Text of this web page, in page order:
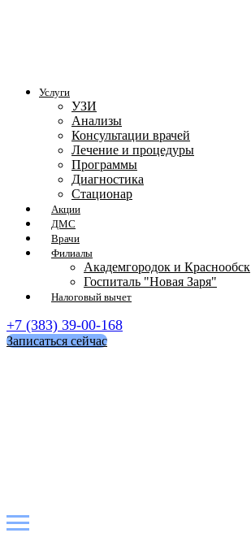
Услуги
УЗИ
Анализы
Консультации врачей
Лечение и процедуры
Программы
Диагностика
Стационар
Акции
ДМС
Врачи
Филиалы
Академгородок и Краснообск
Госпиталь "Новая Заря"
Налоговый вычет
+7 (383) 39-00-168
Записаться сейчас